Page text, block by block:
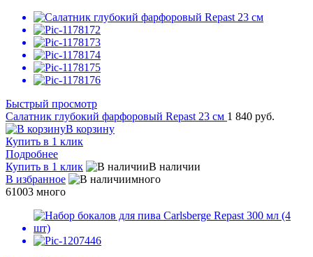
Быстрый просмотр
Салатник глубокий фарфоровый Repast 23 см 1 840 руб.
В корзину
Купить в 1 клик
Подробнее
Купить в 1 клик
В наличии
В избранное
много
61003 много